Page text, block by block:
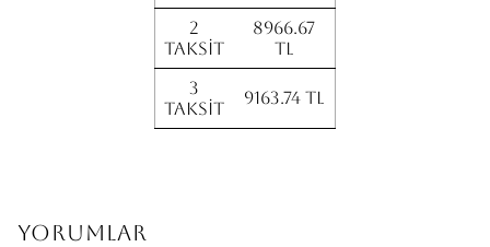
2
Taksit
8966.67
TL
3
Taksit
9163.74 TL
Yorumlar